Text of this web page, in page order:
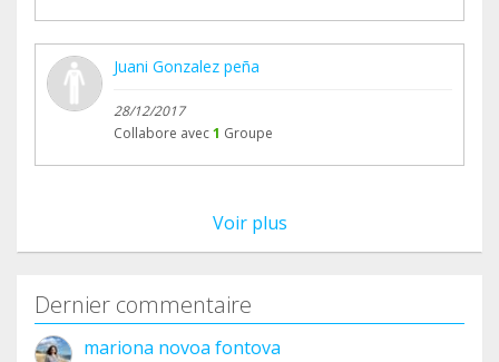
Juani Gonzalez peña
28/12/2017
Collabore avec1 Groupe
Voir plus
Dernier commentaire
mariona novoa fontova